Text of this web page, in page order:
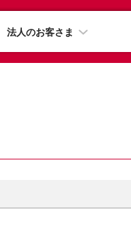
法人のお客さま